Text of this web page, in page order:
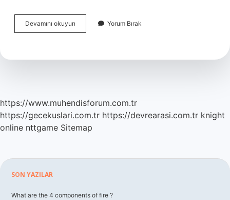
Devamını okuyun Doçentlik
Için
Gerekiyor
Yorum Bırak
https://www.muhendisforum.com.tr
https://gecekuslari.com.tr https://devrearasi.com.tr knight
online nttgame Sitemap
Sidebar
SON YAZILAR
What are the 4 components of fire ?